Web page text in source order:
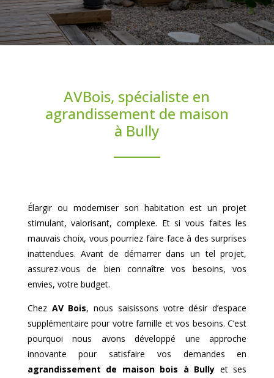
AVBois, spécialiste en
agrandissement de maison
à Bully
Élargir ou moderniser son habitation est un projet
stimulant, valorisant, complexe. Et si vous faites les
mauvais choix, vous pourriez faire face à des surprises
inattendues. Avant de démarrer dans un tel projet,
assurez-vous de bien connaître vos besoins, vos
envies, votre budget.
Chez AV Bois, nous saisissons votre désir d’espace
supplémentaire pour votre famille et vos besoins. C’est
pourquoi nous avons développé une approche
innovante pour satisfaire vos demandes en
agrandissement de maison bois à Bully et ses